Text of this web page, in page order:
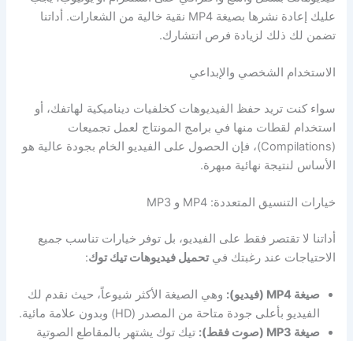
عليك إعادة نشرها بصيغة MP4 نقية خالية من الشعارات. أداتنا
تضمن لك ذلك لزيادة فرص انتشارك.
الاستخدام الشخصي والإبداعي
سواء كنت تريد حفظ الفيديوهات كخلفيات ديناميكية لهاتفك، أو
استخدام لقطات منها في برامج المونتاج لعمل تجميعات
(Compilations)، فإن الحصول على الفيديو الخام بجودة عالية هو
الأساس لنتيجة نهائية مبهرة.
خيارات التنسيق المتعددة: MP4 و MP3
أداتنا لا تقتصر فقط على الفيديو، بل توفر خيارات تناسب جميع
الاحتياجات عند رغبتك فيتحميل فيديوهات تيك توك:
صيغة MP4 (فيديو):
وهي الصيغة الأكثر شيوعاً، حيث نقدم لك
الفيديو بأعلى جودة متاحة من المصدر (HD) وبدون علامة مائية.
صيغة MP3 (صوت فقط):
تيك توك يشتهر بالمقاطع الصوتية